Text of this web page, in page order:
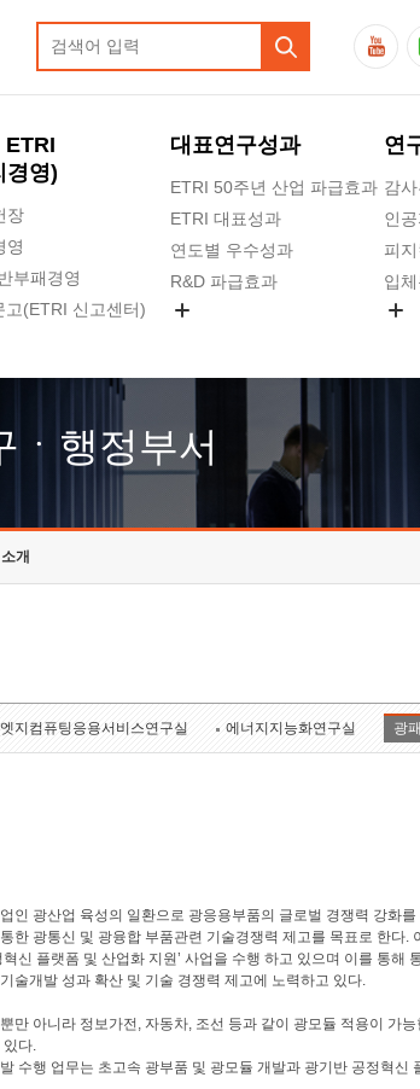
ETRI
경영)
장
영
부패경영
고(ETRI 신고센터)
리
현황
대표연구성과
ETRI 50주년 산업 파급효과
ETRI 대표성과
연도별 우수성과
R&D 파급효과
연
감
인
피
입
호
기
ㆍ행정부서
개
엣지컴퓨팅응용서비스연구실 에너지지능화연구실 광
인 광산업 육성의 일환으로 광응용부품의 글로벌 경쟁력 강화
한 광통신 및 광융합 부품관련 기술경쟁력 제고를 목표로 한다.
혁신 플랫폼 및 산업화 지원’ 사업을 수행 하고 있으며 이를 통해
술개발 성과 확산 및 기술 경쟁력 제고에 노력하고 있다.
만 아니라 정보가전, 자동차, 조선 등과 같이 광모듈 적용이 가
있다.
수행 업무는 초고속 광부품 및 광모듈 개발과 광기반 공정혁신